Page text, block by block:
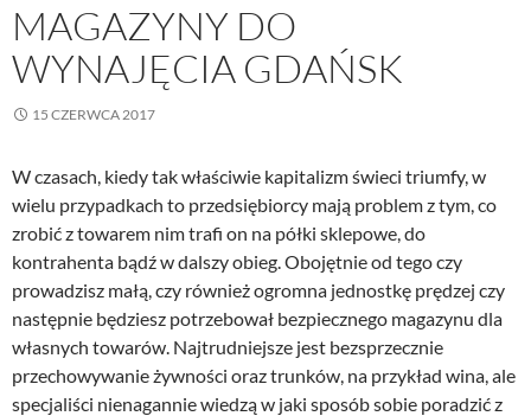
MAGAZYNY DO
WYNAJĘCIA GDAŃSK
15 CZERWCA 2017
W czasach, kiedy tak właściwie kapitalizm świeci triumfy, w
wielu przypadkach to przedsiębiorcy mają problem z tym, co
zrobić z towarem nim trafi on na półki sklepowe, do
kontrahenta bądź w dalszy obieg. Obojętnie od tego czy
prowadzisz małą, czy również ogromna jednostkę prędzej czy
następnie będziesz potrzebował bezpiecznego magazynu dla
własnych towarów. Najtrudniejsze jest bezsprzecznie
przechowywanie żywności oraz trunków, na przykład wina, ale
specjaliści nienagannie wiedzą w jaki sposób sobie poradzić z